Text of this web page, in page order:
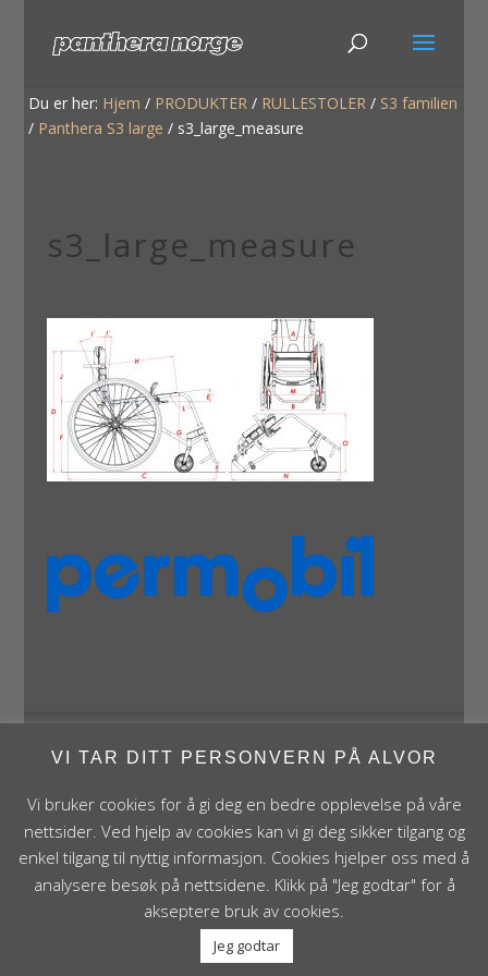
Du er her: Hjem / PRODUKTER / RULLESTOLER / S3 familien
/ Panthera S3 large / s3_large_measure
s3_large_measure
Asker • Norge • post@panthera.no • Tlf: 90 24 55 55 •
Org.nr. NO 995 824 841 MVA Foretaksregisteret
VI TAR DITT PERSONVERN PÅ ALVOR
Vi bruker cookies for å gi deg en bedre opplevelse på våre
nettsider. Ved hjelp av cookies kan vi gi deg sikker tilgang og
enkel tilgang til nyttig informasjon. Cookies hjelper oss med å
analysere besøk på nettsidene. Klikk på "Jeg godtar" for å
akseptere bruk av cookies.
Jeg godtar